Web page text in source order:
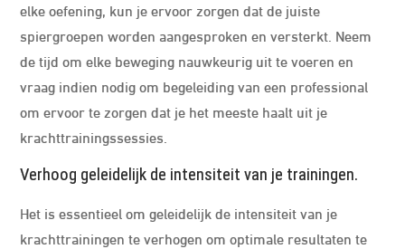
elke oefening, kun je ervoor zorgen dat de juiste
spiergroepen worden aangesproken en versterkt. Neem
de tijd om elke beweging nauwkeurig uit te voeren en
vraag indien nodig om begeleiding van een professional
om ervoor te zorgen dat je het meeste haalt uit je
krachttrainingssessies.
Verhoog geleidelijk de intensiteit van je trainingen.
Het is essentieel om geleidelijk de intensiteit van je
krachttrainingen te verhogen om optimale resultaten te